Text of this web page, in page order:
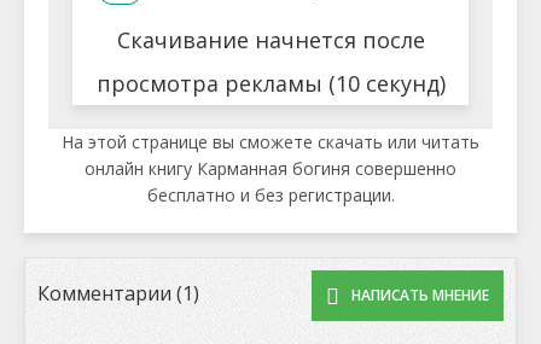
Скачивание начнется после
просмотра рекламы (10 секунд)
На этой странице вы сможете скачать или читать
онлайн книгу Карманная богиня совершенно
бесплатно и без регистрации.
Комментарии (1) НАПИСАТЬ МНЕНИЕ